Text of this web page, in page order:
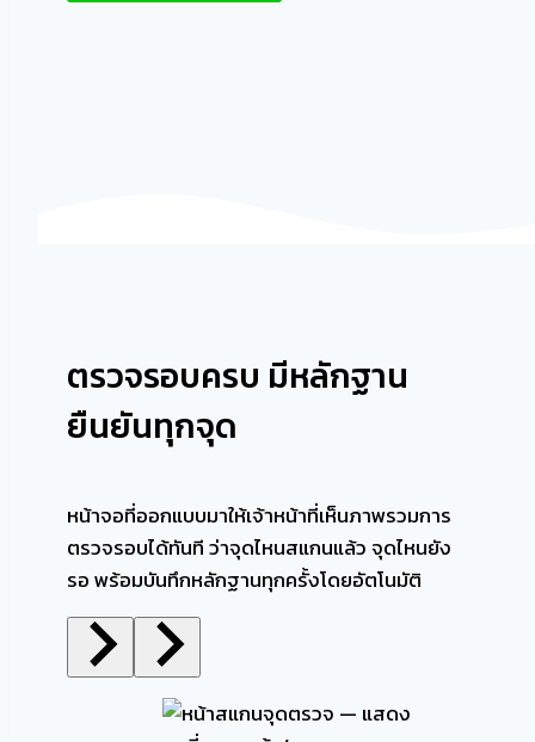
ตรวจรอบครบ มีหลักฐาน
ยืนยันทุกจุด
หน้าจอที่ออกแบบมาให้เจ้าหน้าที่เห็นภาพรวมการ
ตรวจรอบได้ทันที ว่าจุดไหนสแกนแล้ว จุดไหนยัง
รอ พร้อมบันทึกหลักฐานทุกครั้งโดยอัตโนมัติ